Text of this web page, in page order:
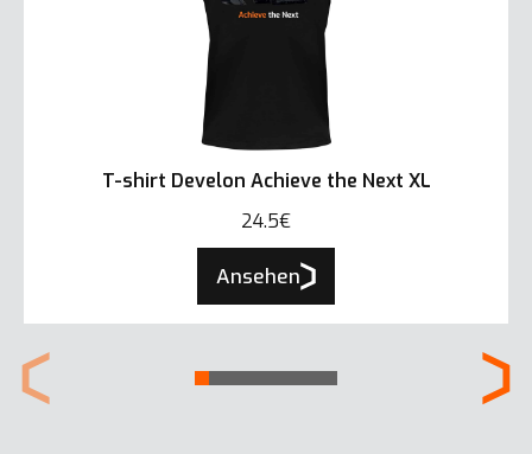
T-shirt Develon Achieve the Next XL
24.5€
Ansehen